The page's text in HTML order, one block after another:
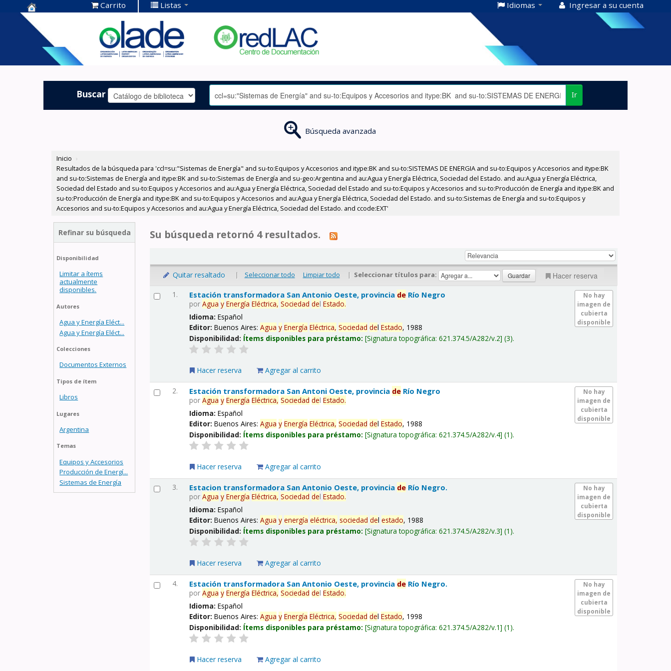
Centro de
Documentación
OLADE -
Carrito Listas Idiomas Ingresar a su cuenta
Buscar Ir
Búsqueda avanzada
Inicio ›
Resultados de la búsqueda para 'ccl=su:"Sistemas de Energía" and su-to:Equipos y Accesorios and itype:BK and su-to:SISTEMAS DE ENERGIA and su-to:Equipos y Accesorios and itype:BK
and su-to:Sistemas de Energía and itype:BK and su-to:Sistemas de Energía and su-geo:Argentina and au:Agua y Energía Eléctrica, Sociedad del Estado. and au:Agua y Energía Eléctrica,
Sociedad del Estado and su-to:Equipos y Accesorios and au:Agua y Energía Eléctrica, Sociedad del Estado and su-to:Equipos y Accesorios and su-to:Producción de Energía and itype:BK and
su-to:Producción de Energía and itype:BK and su-to:Equipos y Accesorios and au:Agua y Energía Eléctrica, Sociedad del Estado. and su-to:Sistemas de Energía and su-to:Equipos y
Accesorios and su-to:Equipos y Accesorios and au:Agua y Energía Eléctrica, Sociedad del Estado. and ccode:EXT'
Refinar su búsqueda
Disponibilidad
Limitar a ítems
actualmente
disponibles.
Autores
Agua y Energía Eléct...
Agua y Energía Eléct...
Colecciones
Documentos Externos
Tipos de ítem
Libros
Lugares
Argentina
Temas
Equipos y Accesorios
Producción de Energí...
Sistemas de Energía
Su búsqueda retornó 4 resultados.
Quitar resaltado | Seleccionar todo Limpiar todo | Seleccionar títulos para: Hacer reserva
1.
No hay
imagen de
cubierta
disponible
Estación transformadora San Antonio Oeste, provincia de Río Negro
porAgua y Energía Eléctrica, Sociedad delEstado.
Idioma:Español
Editor:Buenos Aires:Agua y Energía Eléctrica, Sociedad delEstado, 1988
Disponibilidad: Ítems disponibles para préstamo: Signatura topográfica:621.374.5/A282/v.2 (3).
Hacer reserva Agregar al carrito
2.
No hay
imagen de
cubierta
disponible
Estación transformadora San Antoni Oeste, provincia de Río Negro
porAgua y Energía Eléctrica, Sociedad delEstado.
Idioma:Español
Editor:Buenos Aires:Agua y Energía Eléctrica, Sociedad delEstado, 1988
Disponibilidad: Ítems disponibles para préstamo: Signatura topográfica:621.374.5/A282/v.4 (1).
Hacer reserva Agregar al carrito
3.
No hay
imagen de
cubierta
disponible
Estacion transformadora San Antonio Oeste, provincia de Río Negro.
porAgua y Energía Eléctrica, Sociedad delEstado.
Idioma:Español
Editor:Buenos Aires:Agua y energía eléctrica, sociedad delestado, 1988
Disponibilidad: Ítems disponibles para préstamo: Signatura topográfica:621.374.5/A282/v.3 (1).
Hacer reserva Agregar al carrito
4.
No hay
imagen de
cubierta
disponible
Estación transformadora San Antonio Oeste, provincia de Río Negro.
porAgua y Energía Eléctrica, Sociedad delEstado.
Idioma:Español
Editor:Buenos Aires:Agua y Energía Eléctrica, Sociedad delEstado, 1998
Disponibilidad: Ítems disponibles para préstamo: Signatura topográfica:621.374.5/A282/v.1 (1).
Hacer reserva Agregar al carrito